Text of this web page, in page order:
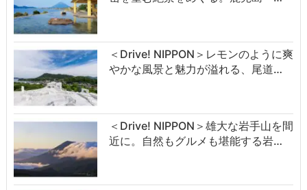
＜Drive! NIPPON＞レモンのように爽
やかな風景と魅力が溢れる、尾道…
＜Drive! NIPPON＞雄大な岩手山を間
近に。自然もグルメも堪能する岩…